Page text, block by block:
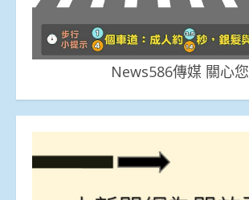
News586傳媒 關心您